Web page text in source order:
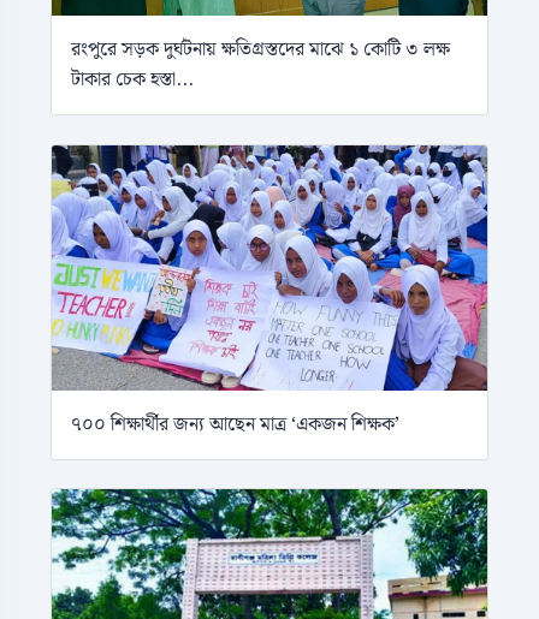
রংপুরে সড়ক দুর্ঘটনায় ক্ষতিগ্রস্তদের মাঝে ১ কোটি ৩ লক্ষ
টাকার চেক হস্তা...
৭০০ শিক্ষার্থীর জন্য আছেন মাত্র ‘একজন শিক্ষক’